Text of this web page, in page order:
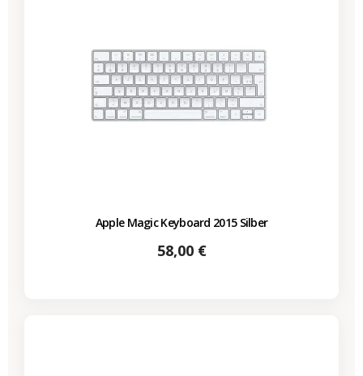
Apple Magic Keyboard 2015 Silber
Preis
58,00 €